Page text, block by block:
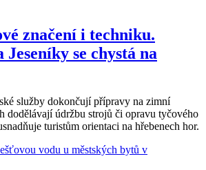
značení i techniku.
se chystá na
služby dokončují přípravy na zimní
dodělávají údržbu strojů či opravu tyčového
turistům orientaci na hřebenech hor.